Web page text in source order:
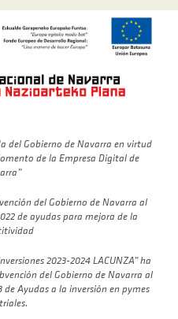
del Gobierno de Navarra en virtud
de la Empresa Digital de
del Gobierno de Navarra al
de ayudas para mejora de la
2023-2024 LACUNZA” ha
del Gobierno de Navarra al
Ayudas a la inversión en pymes